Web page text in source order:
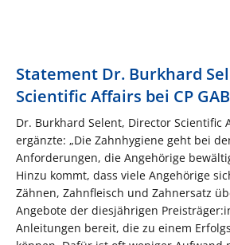
Statement Dr. Burkhard
Scientific Affairs bei CP
Dr. Burkhard Selent, Director Scientific
ergänzte: „Die Zahnhygiene geht bei
Anforderungen, die Angehörige
Hinzu kommt, dass viele Angehörige
Zähnen, Zahnfleisch und Zahnersatz
Angebote der diesjährigen
Anleitungen bereit, die zu einem